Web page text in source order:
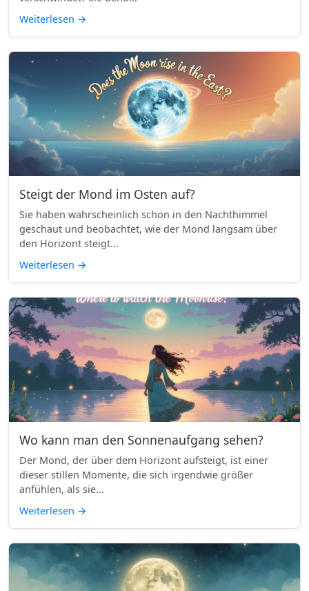
Weiterlesen →
Steigt der Mond im Osten auf?
Sie haben wahrscheinlich schon in den Nachthimmel
geschaut und beobachtet, wie der Mond langsam über
den Horizont steigt...
Weiterlesen →
Wo kann man den Sonnenaufgang sehen?
Der Mond, der über dem Horizont aufsteigt, ist einer
dieser stillen Momente, die sich irgendwie größer
anfühlen, als sie...
Weiterlesen →